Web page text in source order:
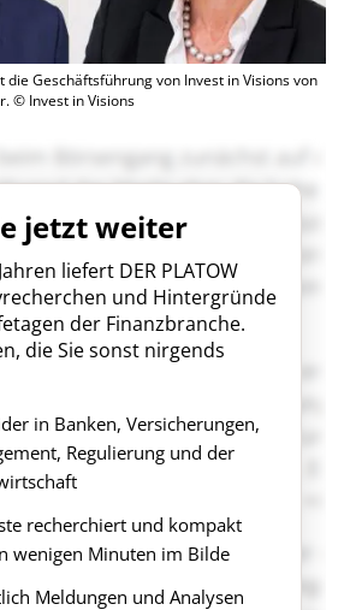
Geschäftsführung von Invest in Visions von
© Invest in Visions
jetzt weiter
liefert DER PLATOW
und Hintergründe
der Finanzbranche.
die Sie sonst nirgends
in Banken, Versicherungen,
Regulierung und der
recherchiert und kompakt
wenigen Minuten im Bilde
Meldungen und Analysen